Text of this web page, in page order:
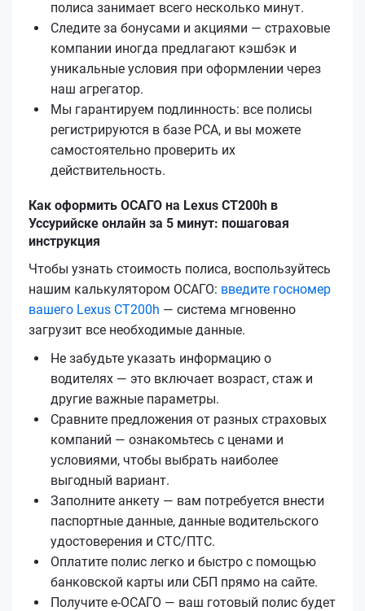
полиса занимает всего несколько минут.
Следите за бонусами и акциями — страховые
компании иногда предлагают кэшбэк и
уникальные условия при оформлении через
наш агрегатор.
Мы гарантируем подлинность: все полисы
регистрируются в базе РСА, и вы можете
самостоятельно проверить их
действительность.
Как оформить ОСАГО на Lexus CT200h в
Уссурийске онлайн за 5 минут: пошаговая
инструкция
Чтобы узнать стоимость полиса, воспользуйтесь
нашим калькулятором ОСАГО: введите госномер
вашего Lexus CT200h — система мгновенно
загрузит все необходимые данные.
Не забудьте указать информацию о
водителях — это включает возраст, стаж и
другие важные параметры.
Сравните предложения от разных страховых
компаний — ознакомьтесь с ценами и
условиями, чтобы выбрать наиболее
выгодный вариант.
Заполните анкету — вам потребуется внести
паспортные данные, данные водительского
удостоверения и СТС/ПТС.
Оплатите полис легко и быстро с помощью
банковской карты или СБП прямо на сайте.
Получите е‑ОСАГО — ваш готовый полис будет